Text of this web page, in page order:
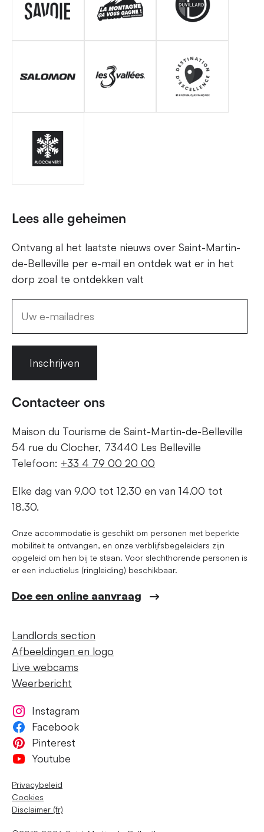
Lees alle geheimen
Ontvang al het laatste nieuws over Saint-Martin-
de-Belleville per e-mail en ontdek wat er in het
dorp zoal te ontdekken valt
Inschrijven
Contacteer ons
Maison du Tourisme de Saint-Martin-de-Belleville
54 rue du Clocher, 73440 Les Belleville
Telefoon: +33 4 79 00 20 00
Elke dag van 9.00 tot 12.30 en van 14.00 tot
18.30.
Onze accommodatie is geschikt om personen met beperkte
mobiliteit te ontvangen, en onze verblijfsbegeleiders zijn
opgeleid om hen bij te staan. Voor slechthorende personen is
er een inductielus (ringleiding) beschikbaar.
Doe een online aanvraag
Landlords section
Afbeeldingen en logo
Live webcams
Weerbericht
Instagram
Facebook
Pinterest
Youtube
Privacybeleid
Cookies
Disclaimer (fr)